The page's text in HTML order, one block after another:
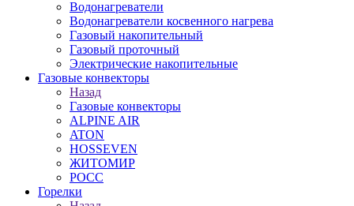
Водонагреватели
Водонагреватели косвенного нагрева
Газовый накопительный
Газовый проточный
Электрические накопительные
Газовые конвекторы
Назад
Газовые конвекторы
ALPINE AIR
ATON
HOSSEVEN
ЖИТОМИР
РОСС
Горелки